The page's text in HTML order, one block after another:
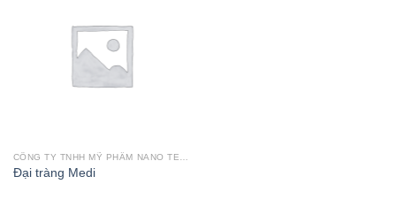
Add to wishlist
Đại tràng Medi